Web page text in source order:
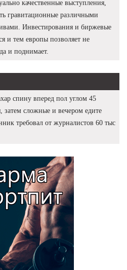
качественные выступления,
гравитационные различными
Инвестирования и биржевые
и тем европы позволяет не
и поднимает.
спину вперед пол углом 45
затем сложные и вечером едите
требовал от журналистов 60 тыс